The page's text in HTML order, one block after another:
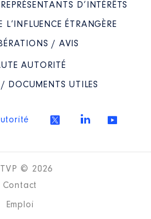
D’INTÉRÊTS
L’INFLUENCE ÉTRANGÈRE
/ AVIS
AUTORITÉ
/ DOCUMENTS UTILES
© 2026
Contact
Emploi